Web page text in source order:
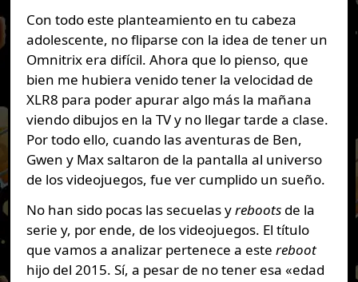
Con todo este planteamiento en tu cabeza
adolescente, no fliparse con la idea de tener un
Omnitrix era difícil. Ahora que lo pienso, que
bien me hubiera venido tener la velocidad de
XLR8 para poder apurar algo más la mañana
viendo dibujos en la TV y no llegar tarde a clase.
Por todo ello, cuando las aventuras de Ben,
Gwen y Max saltaron de la pantalla al universo
de los videojuegos, fue ver cumplido un sueño.
No han sido pocas las secuelas yrebootsde la
serie y, por ende, de los videojuegos. El título
que vamos a analizar pertenece a este reboot
hijo del 2015. Sí, a pesar de no tener esa «edad